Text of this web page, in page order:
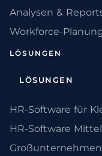
Analysen &
Workforce-
LÖSUNGEN
LÖSUNGEN
HR-Software für
HR-Software